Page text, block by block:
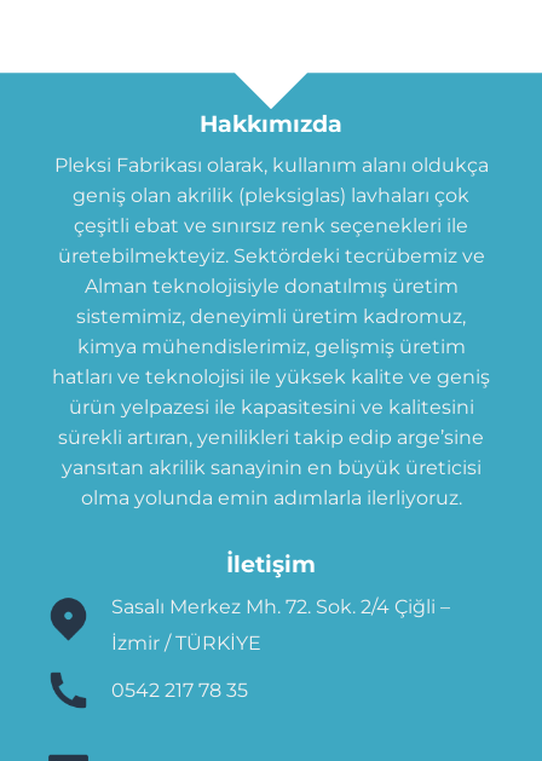
Hakkımızda
Pleksi Fabrikası olarak, kullanım alanı oldukça
geniş olan akrilik (pleksiglas) lavhaları çok
çeşitli ebat ve sınırsız renk seçenekleri ile
üretebilmekteyiz. Sektördeki tecrübemiz ve
Alman teknolojisiyle donatılmış üretim
sistemimiz, deneyimli üretim kadromuz,
kimya mühendislerimiz, gelişmiş üretim
hatları ve teknolojisi ile yüksek kalite ve geniş
ürün yelpazesi ile kapasitesini ve kalitesini
sürekli artıran, yenilikleri takip edip arge’sine
yansıtan akrilik sanayinin en büyük üreticisi
olma yolunda emin adımlarla ilerliyoruz.
İletişim
Sasalı Merkez Mh. 72. Sok. 2/4 Çiğli –
İzmir / TÜRKİYE
0542 217 78 35